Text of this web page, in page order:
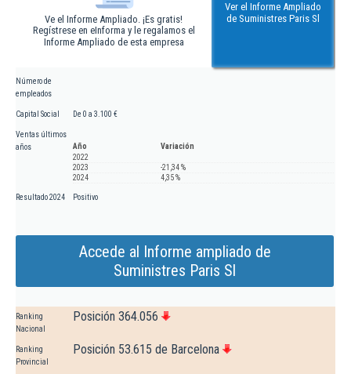
Ve el Informe Ampliado. ¡Es gratis!
Regístrese en eInforma y le regalamos el
Informe Ampliado de esta empresa
Ver el Informe Ampliado
de Suministres Paris Sl
Número de
empleados
Capital Social De 0 a 3.100 €
Ventas últimos
años
Año
Variación
2022
2023
-21,34 %
2024
4,35 %
Resultado 2024 Positivo
Accede al Informe ampliado de
Suministres Paris Sl
Ranking
Nacional
Posición 364.056
Ranking
Provincial
Posición 53.615 de Barcelona